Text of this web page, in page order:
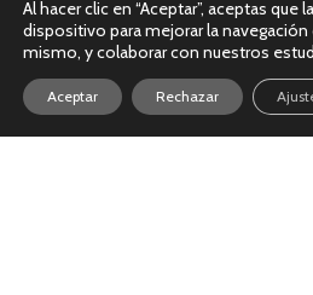
Al hacer clic en “Aceptar”, aceptas que
dispositivo para mejorar la
mismo, y colaborar con nuestros
Aceptar Rechazar